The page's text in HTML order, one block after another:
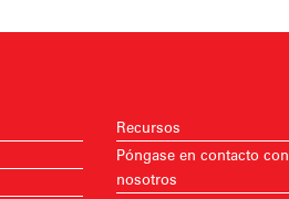
Recursos
Póngase en contacto con
nosotros